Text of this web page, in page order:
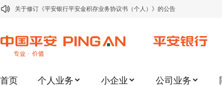
关于修订《平安银行平安金积存业务协议书（个人）》的公告
关于2021年劳动节期间代理贵金属业务风险提示的通知
关于加强代理贵金属业务风险防范的提示
首页 个人业务 小企业 公司业务